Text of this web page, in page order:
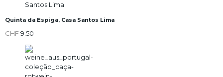
Quinta da Espiga, Casa Santos Lima
CHF9.50